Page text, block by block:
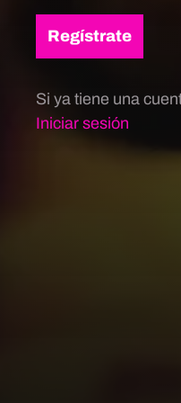
Regístrate
Si ya tiene una
Iniciar sesión